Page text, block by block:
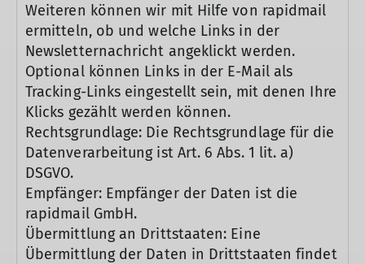
Weiteren können wir mit Hilfe von rapidmail
ermitteln, ob und welche Links in der
Newsletternachricht angeklickt werden.
Optional können Links in der E-Mail als
Tracking-Links eingestellt sein, mit denen Ihre
Klicks gezählt werden können.
Rechtsgrundlage: Die Rechtsgrundlage für die
Datenverarbeitung ist Art. 6 Abs. 1 lit. a)
DSGVO.
Empfänger: Empfänger der Daten ist die
rapidmail GmbH.
Übermittlung an Drittstaaten: Eine
Übermittlung der Daten in Drittstaaten findet